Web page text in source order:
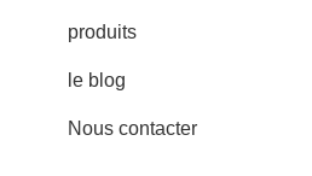
produits
le blog
Nous contacter